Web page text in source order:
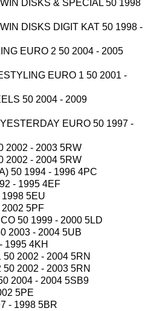
DISKS & SPECIAL 50 1998
DISKS DIGIT KAT 50 1998 -
EURO 2 50 2004 - 2005
EURO 1 50 2001 -
50 2004 - 2009
EURO 50 1997 -
2002 - 2003 5RW
2002 - 2004 5RW
50 1994 - 1996 4PC
- 1995 4EF
5EU
5PF
50 1999 - 2000 5LD
2003 - 2004 5UB
1995 4KH
2002 - 2004 5RN
2002 - 2003 5RN
2004 - 2004 5SB9
5PE
- 1998 5BR